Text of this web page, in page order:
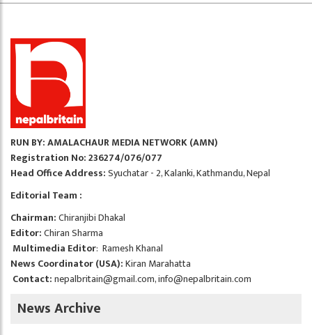
RUN BY: AMALACHAUR MEDIA NETWORK (AMN)
Registration No: 236274/076/077
Head Office Address:Syuchatar - 2, Kalanki, Kathmandu, Nepal
Editorial Team :
Chairman:Chiranjibi Dhakal
Editor:Chiran Sharma
Multimedia Editor: Ramesh Khanal
News Coordinator (USA):Kiran Marahatta
Contact:nepalbritain@gmail.com,info@nepalbritain.com
News Archive